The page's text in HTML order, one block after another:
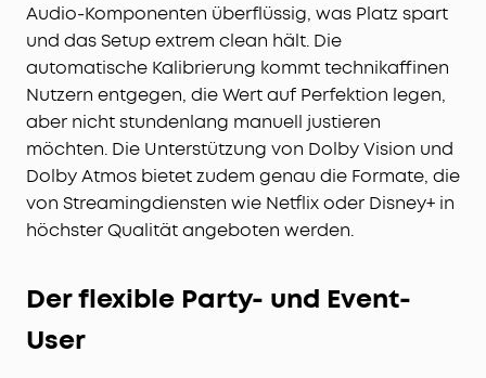
Audio-Komponenten überflüssig, was Platz spart
und das Setup extrem clean hält. Die
automatische Kalibrierung kommt technikaffinen
Nutzern entgegen, die Wert auf Perfektion legen,
aber nicht stundenlang manuell justieren
möchten. Die Unterstützung von Dolby Vision und
Dolby Atmos bietet zudem genau die Formate, die
von Streamingdiensten wie Netflix oder Disney+ in
höchster Qualität angeboten werden.
Der flexible Party- und Event-
User